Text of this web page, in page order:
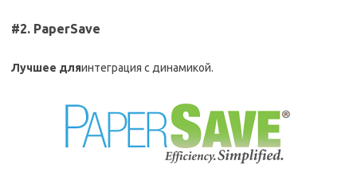
#2. PaperSave
Лучшее дляинтеграция с динамикой.